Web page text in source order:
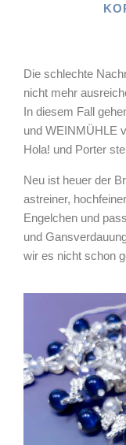
Die schlechte
nicht mehr
In diesem Fall
und WEINMÜHLE
Hola! und Porter
Neu ist heuer der
astreiner,
Engelchen und
und
wir es nicht schon